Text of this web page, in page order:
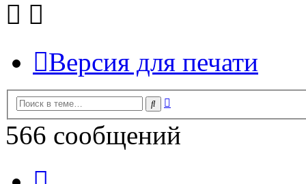
Версия для печати
Поиск
566 сообщений